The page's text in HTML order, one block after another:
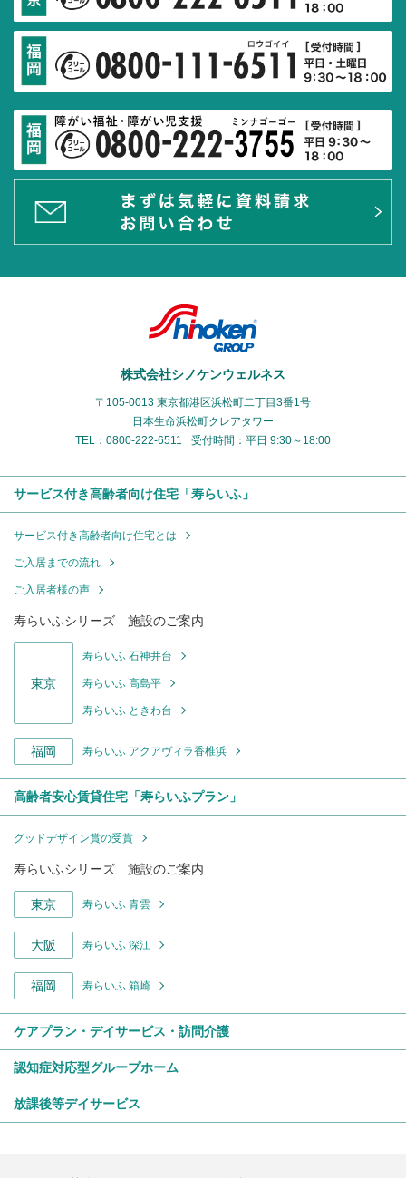
株式会社シノケンウェルネス
〒105-0013 東京都港区浜松町二丁目3番1号
日本生命浜松町クレアタワー
TEL：0800-222-6511
受付時間：平日 9:30～18:00
サービス付き高齢者向け住宅「寿らいふ」
サービス付き高齢者向け住宅とは
ご入居までの流れ
ご入居者様の声
寿らいふシリーズ 施設のご案内
東京
寿らいふ 石神井台
寿らいふ 高島平
寿らいふ ときわ台
福岡 寿らいふ アクアヴィラ香椎浜
高齢者安心賃貸住宅「寿らいふプラン」
グッドデザイン賞の受賞
寿らいふシリーズ 施設のご案内
東京 寿らいふ 青雲
大阪 寿らいふ 深江
福岡 寿らいふ 箱崎
ケアプラン・デイサービス・訪問介護
認知症対応型グループホーム
放課後等デイサービス